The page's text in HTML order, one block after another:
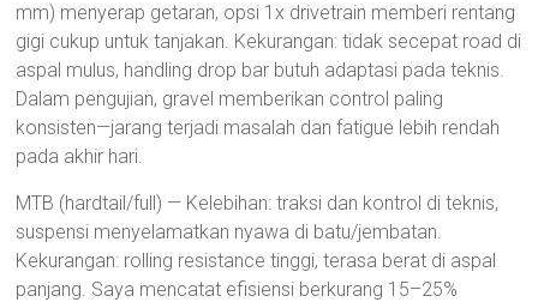
mm) menyerap getaran, opsi 1x drivetrain memberi rentang
gigi cukup untuk tanjakan. Kekurangan: tidak secepat road di
aspal mulus, handling drop bar butuh adaptasi pada teknis.
Dalam pengujian, gravel memberikan control paling
konsisten—jarang terjadi masalah dan fatigue lebih rendah
pada akhir hari.
MTB (hardtail/full) — Kelebihan: traksi dan kontrol di teknis,
suspensi menyelamatkan nyawa di batu/jembatan.
Kekurangan: rolling resistance tinggi, terasa berat di aspal
panjang. Saya mencatat efisiensi berkurang 15–25%